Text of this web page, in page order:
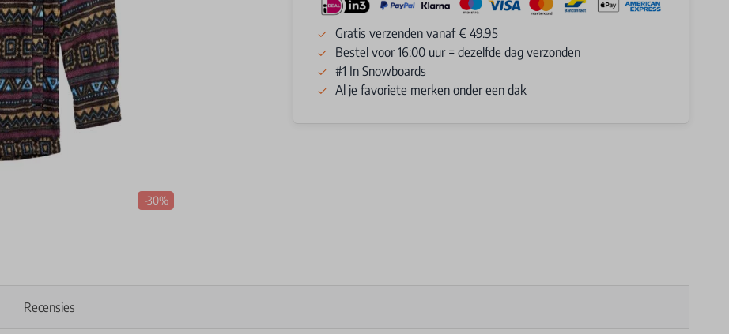
-30%
Gratis verzenden vanaf € 49.95
Bestel voor 16:00 uur = dezelfde dag verzonden
#1 In Snowboards
Al je favoriete merken onder een dak
Recensies